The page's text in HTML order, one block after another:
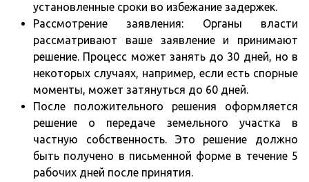
установленные сроки во избежание задержек.
Рассмотрение заявления: Органы власти
рассматривают ваше заявление и принимают
решение. Процесс может занять до 30 дней, но в
некоторых случаях, например, если есть спорные
моменты, может затянуться до 60 дней.
После положительного решения оформляется
решение о передаче земельного участка в
частную собственность. Это решение должно
быть получено в письменной форме в течение 5
рабочих дней после принятия.